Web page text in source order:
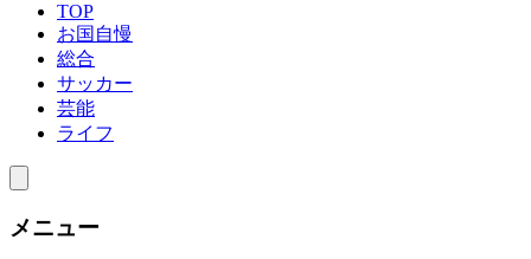
TOP
お国自慢
総合
サッカー
芸能
ライフ
メニュー